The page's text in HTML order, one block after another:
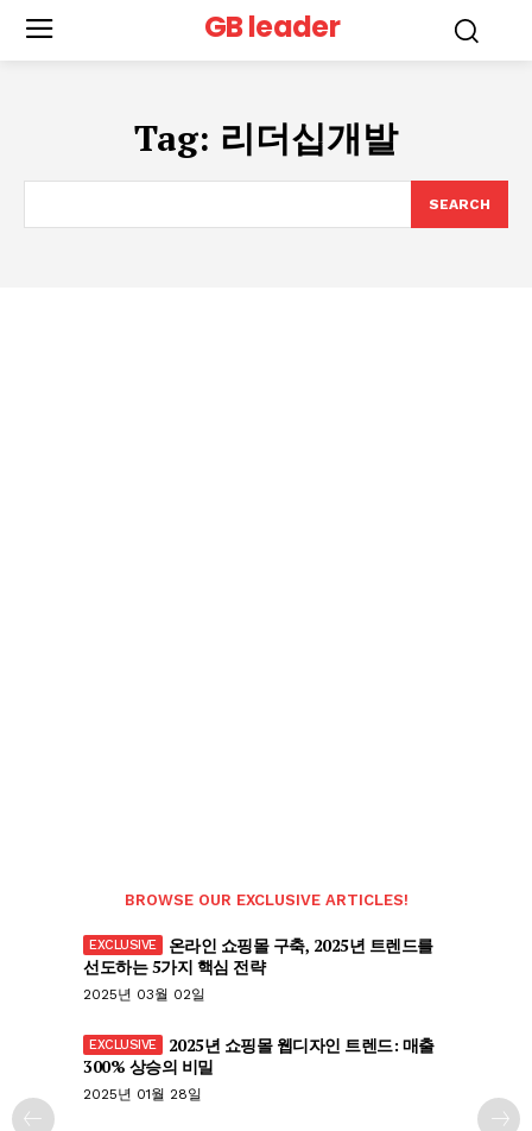
GB leader
Tag: 리더십개발
SEARCH
BROWSE OUR EXCLUSIVE ARTICLES!
온라인 쇼핑몰 구축, 2025년 트렌드를
선도하는 5가지 핵심 전략
2025년 03월 02일
2025년 쇼핑몰 웹디자인 트렌드: 매출
300% 상승의 비밀
2025년 01월 28일